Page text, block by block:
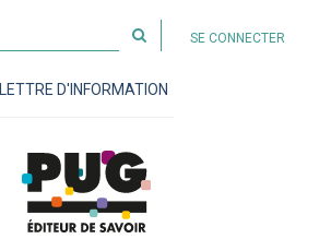
sur
site
SE CONNECTER
LETTRE D'INFORMATION